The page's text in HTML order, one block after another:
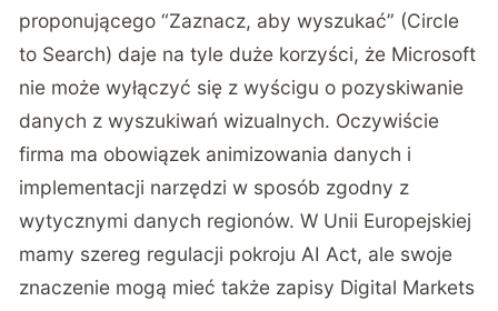
proponującego “Zaznacz, aby wyszukać” (Circle
to Search) daje na tyle duże korzyści, że Microsoft
nie może wyłączyć się z wyścigu o pozyskiwanie
danych z wyszukiwań wizualnych. Oczywiście
firma ma obowiązek animizowania danych i
implementacji narzędzi w sposób zgodny z
wytycznymi danych regionów. W Unii Europejskiej
mamy szereg regulacji pokroju AI Act, ale swoje
znaczenie mogą mieć także zapisy Digital Markets